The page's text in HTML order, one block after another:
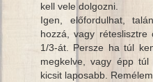
kell vele dolgozni.
Igen, előfordulhat,
hozzá, vagy
1/3-át. Persze ha túl
megkelve, vagy épp
kicsit laposabb.